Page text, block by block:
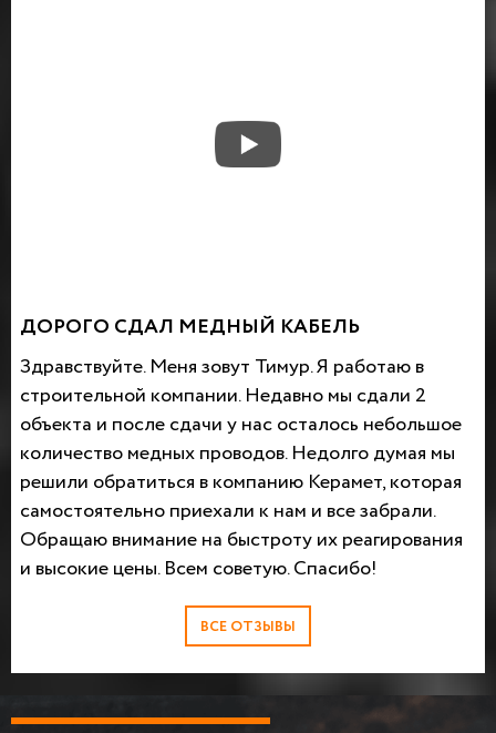
ДОРОГО СДАЛ МЕДНЫЙ КАБЕЛЬ
Здравствуйте. Меня зовут Тимур. Я работаю в
строительной компании. Недавно мы сдали 2
объекта и после сдачи у нас осталось небольшое
количество медных проводов. Недолго думая мы
решили обратиться в компанию Керамет, которая
самостоятельно приехали к нам и все забрали.
Обращаю внимание на быстроту их реагирования
и высокие цены. Всем советую. Спасибо!
ВСЕ ОТЗЫВЫ